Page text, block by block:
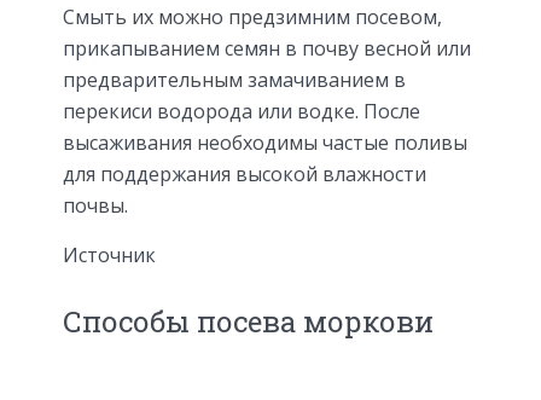
Смыть их можно предзимним посевом,
прикапыванием семян в почву весной или
предварительным замачиванием в
перекиси водорода или водке. После
высаживания необходимы частые поливы
для поддержания высокой влажности
почвы.
Источник
Способы посева моркови